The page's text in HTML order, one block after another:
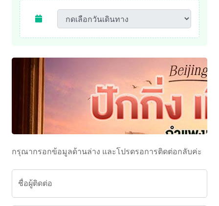
กรุณากรอกข้อมูลด้านล่าง และโปรดรอการติดต่อกลับค่ะ
ชื่อผู้ติดต่อ